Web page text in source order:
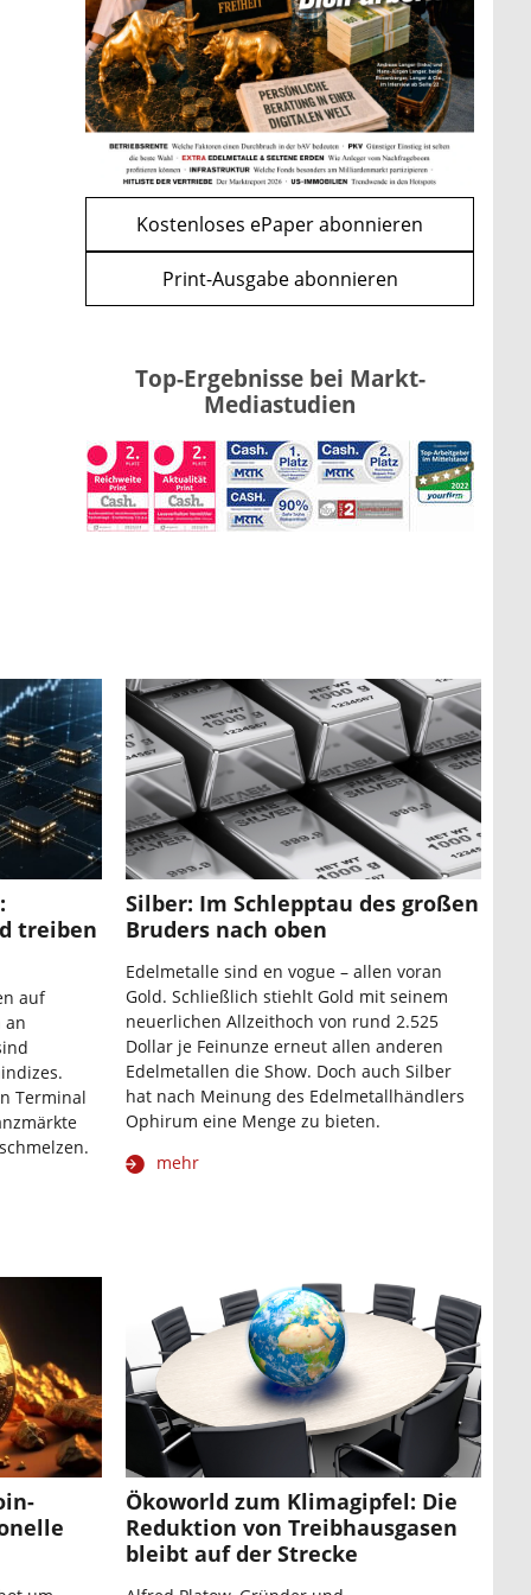
WEITERE ARTIKEL
zurückweiter
Apple-Aktie nach
Quartalszahlen: Ist der
Kursrückgang jetzt eine
Kaufchance?
mehr
Kostenloses ePaper abonnieren
Print-Ausgabe abonnieren
Top-Ergebnisse bei Markt-
Mediastudien
treiben
auf
an
Terminal
Silber: Im Schlepptau des großen
Bruders nach oben
Edelmetalle sind en vogue – allen voran
Gold. Schließlich stiehlt Gold mit seinem
neuerlichen Allzeithoch von rund 2.525
Dollar je Feinunze erneut allen anderen
Edelmetallen die Show. Doch auch Silber
hat nach Meinung des Edelmetallhändlers
Ophirum eine Menge zu bieten.
mehr
Ökoworld zum Klimagipfel: Die
Reduktion von Treibhausgasen
bleibt auf der Strecke